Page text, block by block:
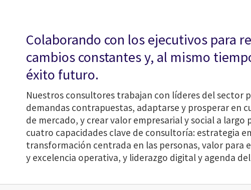
Colaborando con los ejecutivos para
cambios constantes y, al mismo
éxito futuro.
Nuestros consultores trabajan con líderes del sector
demandas contrapuestas, adaptarse y prosperar en
de mercado, y crear valor empresarial y social a largo
cuatro capacidades clave de consultoría: estrategia
transformación centrada en las personas, valor para
y excelencia operativa, y liderazgo digital y agenda del